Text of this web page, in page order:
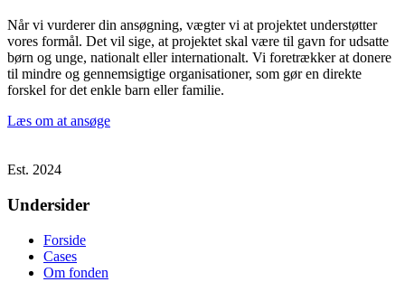
Når vi vurderer din ansøgning, vægter vi at projektet understøtter
vores formål. Det vil sige, at projektet skal være til gavn for udsatte
børn og unge, nationalt eller internationalt. Vi foretrækker at donere
til mindre og gennemsigtige organisationer, som gør en direkte
forskel for det enkle barn eller familie.
Læs om at ansøge
Est. 2024
Undersider
Forside
Cases
Om fonden